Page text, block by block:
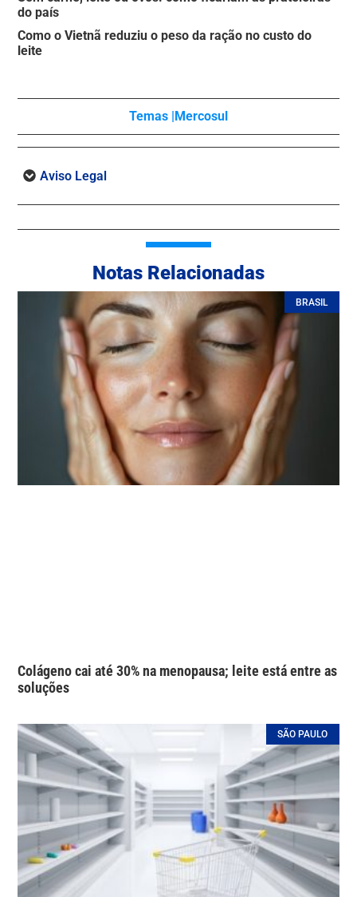
do país
Como o Vietnã reduziu o peso da ração no custo do
leite
Temas | Mercosul
Aviso Legal
Notas Relacionadas
BRASIL
Colágeno cai até 30% na menopausa; leite está entre as
soluções
SÃO PAULO